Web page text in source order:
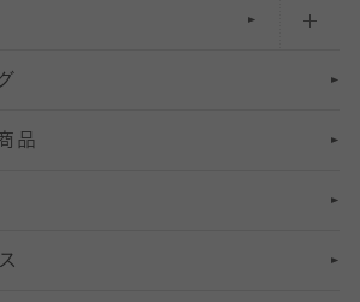
ーハイソックス
ルタイツ
ツ以上（防寒・厚手タイツ）
ッキング
けソックス・靴下
クス・靴下
ソックス・靴下
ス・靴下
靴下
サル用ソックス
下
ウォーマー
ス
品